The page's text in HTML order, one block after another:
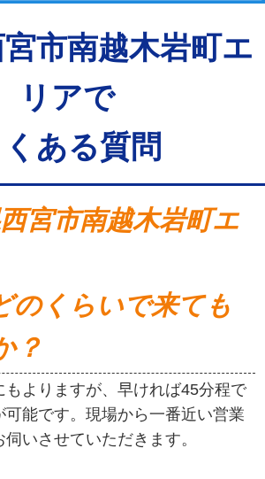
市南越木岩町エ
リアで
ある質問
宮市南越木岩町エ
のくらいで来ても
？
もよりますが、早ければ45分程で
可能です。現場から一番近い営業
いさせていただきます。